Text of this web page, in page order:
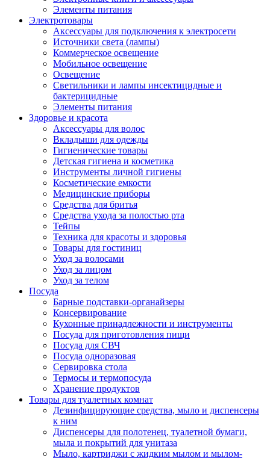
Элементы питания
Электротовары
Аксессуары для подключения к электросети
Источники света (лампы)
Коммерческое освещение
Мобильное освещение
Освещение
Светильники и лампы инсектицидные и
бактерицидные
Элементы питания
Здоровье и красота
Аксессуары для волос
Вкладыши для одежды
Гигиенические товары
Детская гигиена и косметика
Инструменты личной гигиены
Косметические емкости
Медицинские приборы
Средства для бритья
Средства ухода за полостью рта
Тейпы
Техника для красоты и здоровья
Товары для гостиниц
Уход за волосами
Уход за лицом
Уход за телом
Посуда
Барные подставки-органайзеры
Консервирование
Кухонные принадлежности и инструменты
Посуда для приготовления пищи
Посуда для СВЧ
Посуда одноразовая
Сервировка стола
Термосы и термопосуда
Хранение продуктов
Товары для туалетных комнат
Дезинфицирующие средства, мыло и диспенсеры
к ним
Диспенсеры для полотенец, туалетной бумаги,
мыла и покрытий для унитаза
Мыло, картриджи с жидким мылом и мылом-